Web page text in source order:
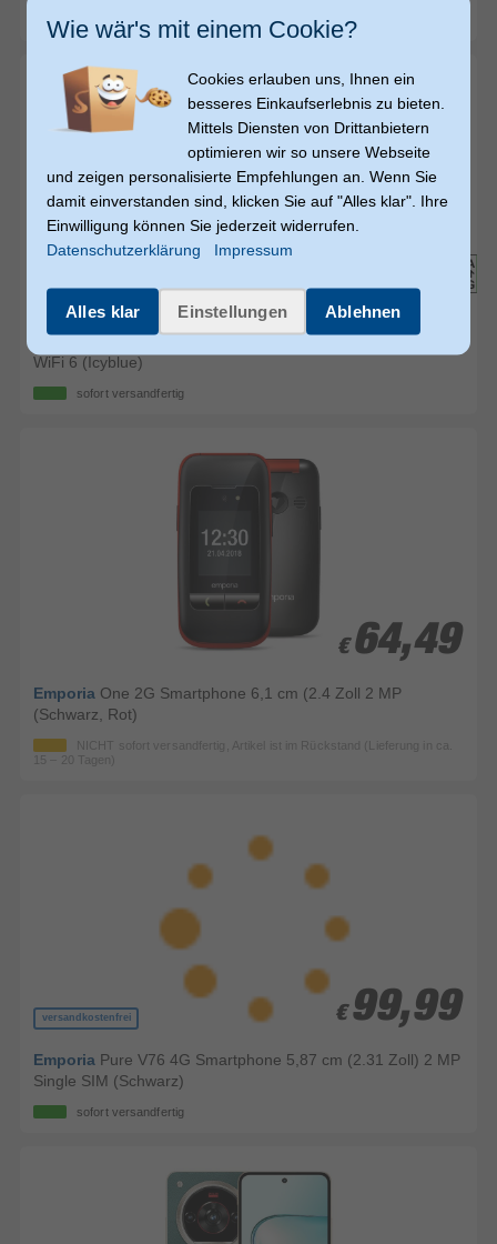
sofort versandfertig
€
€
€
Samsung Galaxy S25 FE 128 GB 5G Smartphone 17 cm
(6.7 Zoll) 2,9 GHz Android 50 MP Dreifach Kamera Dual Sim
WiFi 6 (Icyblue)
sofort versandfertig
€ 64,49
€ 64,49
Emporia One 2G Smartphone 6,1 cm (2.4 Zoll 2 MP
(Schwarz, Rot)
NICHT sofort versandfertig, Artikel ist im Rückstand (Lieferung in ca.
15 – 20 Tagen)
versandkostenfrei € 99,99
€ 99,99
Emporia Pure V76 4G Smartphone 5,87 cm (2.31 Zoll) 2 MP
Single SIM (Schwarz)
sofort versandfertig
Wie wär's mit einem Cookie?
Cookies erlauben uns, Ihnen ein
besseres Einkaufserlebnis zu bieten.
Mittels Diensten von Drittanbietern
optimieren wir so unsere Webseite
und zeigen personalisierte Empfehlungen an. Wenn Sie
damit einverstanden sind, klicken Sie auf "Alles klar". Ihre
Einwilligung können Sie jederzeit widerrufen.
Datenschutzerklärung
Impressum
Alles klar Einstellungen Ablehnen